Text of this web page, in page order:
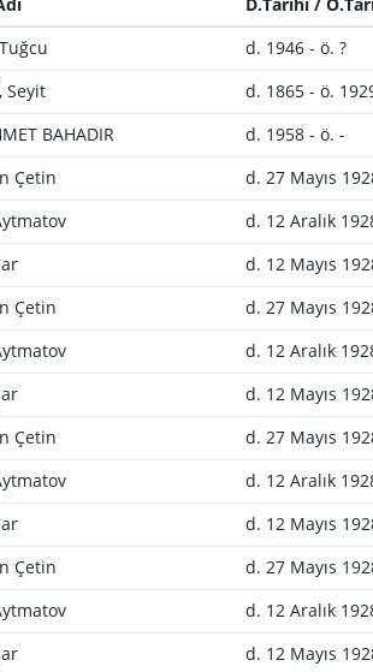
d. 1946 - ö. ?
Seyit d. 1865 - ö.
BAHADIR d. 1958 - ö. -
Çetin d. 27 Mayıs
d. 12 Aralık
d. 12 Mayıs
Çetin d. 27 Mayıs
d. 12 Aralık
d. 12 Mayıs
Çetin d. 27 Mayıs
d. 12 Aralık
d. 12 Mayıs
Çetin d. 27 Mayıs
d. 12 Aralık
d. 12 Mayıs